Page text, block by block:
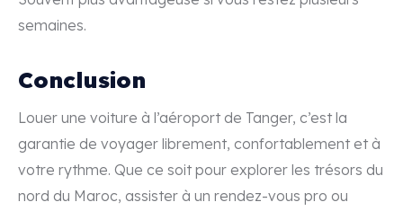
semaines.
Conclusion
Louer une voiture à l’aéroport de Tanger, c’est la
garantie de voyager librement, confortablement et à
votre rythme. Que ce soit pour explorer les trésors du
nord du Maroc, assister à un rendez-vous pro ou